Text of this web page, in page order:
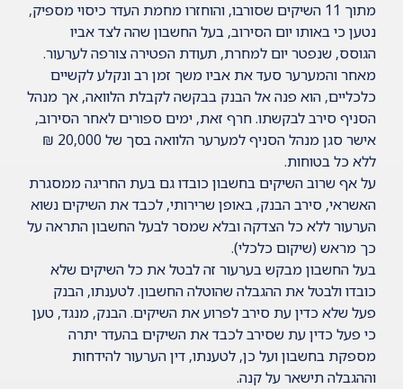
מתוך 11 השיקים שסורבו, והוחזרו מחמת העדר כיסוי מספיק,
נטען כי באותו יום הסירוב, בעל החשבון שהה לצד אביו
הגוסס, שנפטר יום למחרת, תעודת הפטירה צורפה לערעור.
מאחר והמערער סעד את אביו משך זמן רב ונקלע לקשיים
כלכליים, הוא פנה אל הבנק בבקשה לקבלת הלוואה, אך מנהל
הסניף סירב לבקשתו. חרף זאת, ימים ספורים לאחר הסירוב,
אישר סגן מנהל הסניף למערער הלוואה בסך של 20,000 ₪
ללא כל בטוחות.
על אף שרוב השיקים בחשבון כובדו גם בעת החריגה ממסגרת
האשראי, סירב הבנק, באופן שרירותי, לכבד את השיקים נשוא
הערעור ללא כל הצדקה ובלא שמסר לבעל החשבון התראה על
כך מראש (שיקום כלכלי).
בעל החשבון מבקש בערעור זה לבטל את כל השיקים שלא
כובדו ולבטל את ההגבלה שהוטלה החשבון. לטענתו, הבנק
פעל שלא כדין עת סירב לפרוע את השיקים. הבנק, מנגד, טען
כי פעל כדין עת שסירב לכבד את השיקים בהעדר יתרה
מספקת בחשבון ועל כן, לטענתו, דין הערעור להידחות
וההגבלה תישאר על קנה.